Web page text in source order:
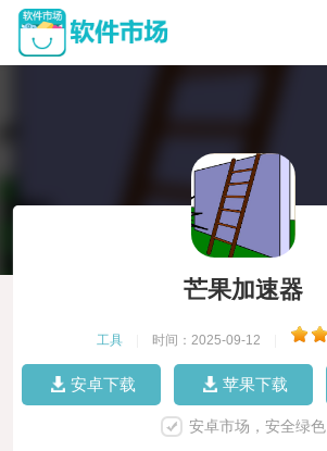
芒果加速器
工具 时间：2025-09-12
安卓下载 苹果下载
安卓市场，安全绿色